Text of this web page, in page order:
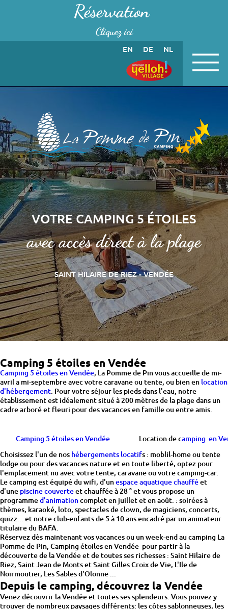
Panneau de gestion des cookiesRéservation
Cliquez ici
EN DE NL
VOTRE CAMPING 5 ÉTOILES
avec accès direct à la plage
SAINT HILAIRE DE RIEZ - VENDÉE
Camping 5 étoiles en Vendée
Camping 5 étoiles en Vendée, La Pomme de Pin vous accueille de mi-
avril a mi-septembre avec votre caravane ou tente, ou bien en location
d'hébergement. Pour votre séjour les pieds dans l'eau, notre
établissement est idéalement situé à 200 mètres de la plage dans un
cadre arboré et fleuri pour des vacances en famille ou entre amis.
Camping 5 étoiles en Vendée Location de camping en
Choisissez l'un de nos hébergements locatifs : moblil-home ou tente
lodge ou pour des vacances nature et en toute liberté, optez pour
l'emplacement nu avec votre tente, caravane ou votre camping-car.
Le camping est équipé du wifi, d'unespace aquatique chaufféet
d'une piscine couverteet chauffée à 28 ° et vous propose un
programmed'animationcomplet en juillet et en août. : soirées à
thèmes, karaoké, loto, spectacles de clown, de magiciens, concerts,
quizz... et notre club-enfants de 5 à 10 ans encadré par un animateur
titulaire du BAFA.
Réservez dès maintenant vos vacances ou un week-end au camping La
Pomme de Pin, Camping étoiles en Vendée pour partir à la
découverte de la Vendée et de toutes ses richesses : Saint Hilaire de
Riez, Saint Jean de Monts et Saint Gilles Croix de Vie, L'Ile de
Noirmoutier, Les Sables d'Olonne ...
Depuis le camping, découvrez la Vendée
Venez découvrir la Vendée et toutes ses splendeurs. Vous pouvez y
trouver de nombreux paysages différents: les côtes sablonneuses, les